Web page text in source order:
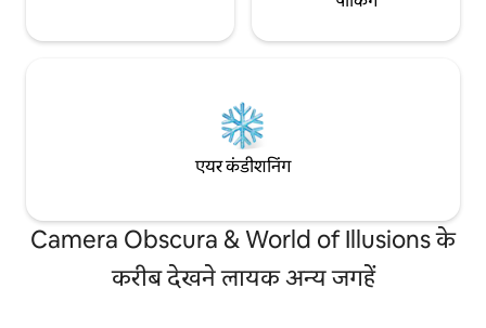
एयर कंडीशनिंग
Camera Obscura & World of Illusions के
करीब देखने लायक अन्य जगहें